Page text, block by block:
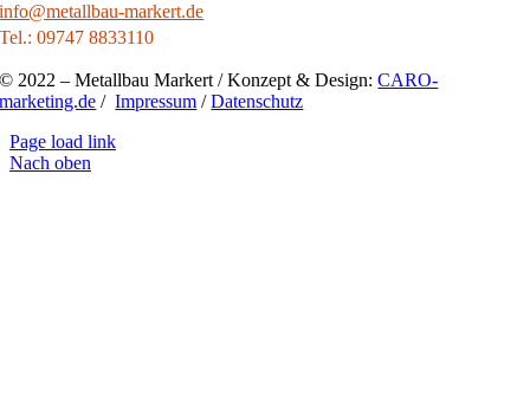
info@metallbau-markert.de
Tel.: 09747 8833110
© 2022 – Metallbau Markert / Konzept & Design:CARO-
marketing.de /Impressum /Datenschutz
Page load link
Nach oben